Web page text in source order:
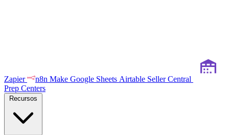
Zapier n8n Make Google Sheets Airtable Seller Central
Prep Centers